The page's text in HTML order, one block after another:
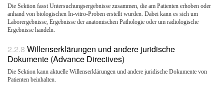
Die Sektion fasst Untersuchungsergebnisse zusammen, die am Patienten erhoben oder
anhand von biologischen In-vitro-Proben erstellt wurden. Dabei kann es sich um
Laborergebnisse, Ergebnisse der anatomischen Pathologie oder um radiologische
Ergebnisse handeln.
Willenserklärungen und andere juridische
Dokumente (Advance Directives)
Die Sektion kann aktuelle Willenserklärungen und andere juridische Dokumente von
Patienten beinhalten.